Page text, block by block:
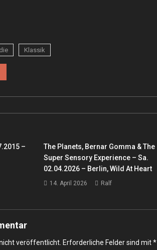
Klassik
–
The Planets, Bernar Gomma & The
Super Sensory Experience – Sa.
02.04.2026 – Berlin, Wild At Heart
14. April 2026 Ralf
veröffentlicht. Erforderliche Felder sind mit*